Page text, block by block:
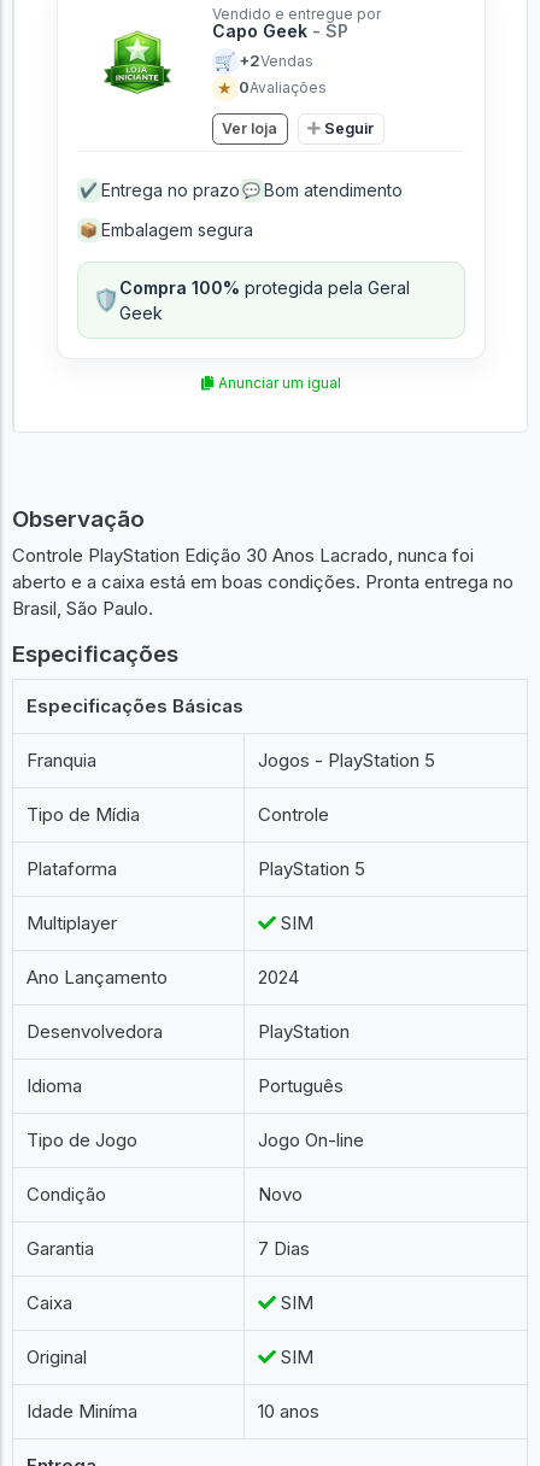
Vendido e entregue por
Capo Geek - SP
🛒 +2Vendas
★ 0Avaliações
Ver loja Seguir
✔ Entrega no prazo 💬 Bom atendimento
📦 Embalagem segura
🛡️Compra 100% protegida pela Geral
Geek
Anunciar um igual
Observação
Controle PlayStation Edição 30 Anos Lacrado, nunca foi
aberto e a caixa está em boas condições. Pronta entrega no
Brasil, São Paulo.
Especificações
Especificações Básicas
Franquia Jogos - PlayStation 5
Tipo de Mídia Controle
Plataforma PlayStation 5
Multiplayer SIM
Ano Lançamento 2024
Desenvolvedora PlayStation
Idioma Português
Tipo de Jogo Jogo On-line
Condição Novo
Garantia 7 Dias
Caixa SIM
Original SIM
Idade Miníma 10 anos